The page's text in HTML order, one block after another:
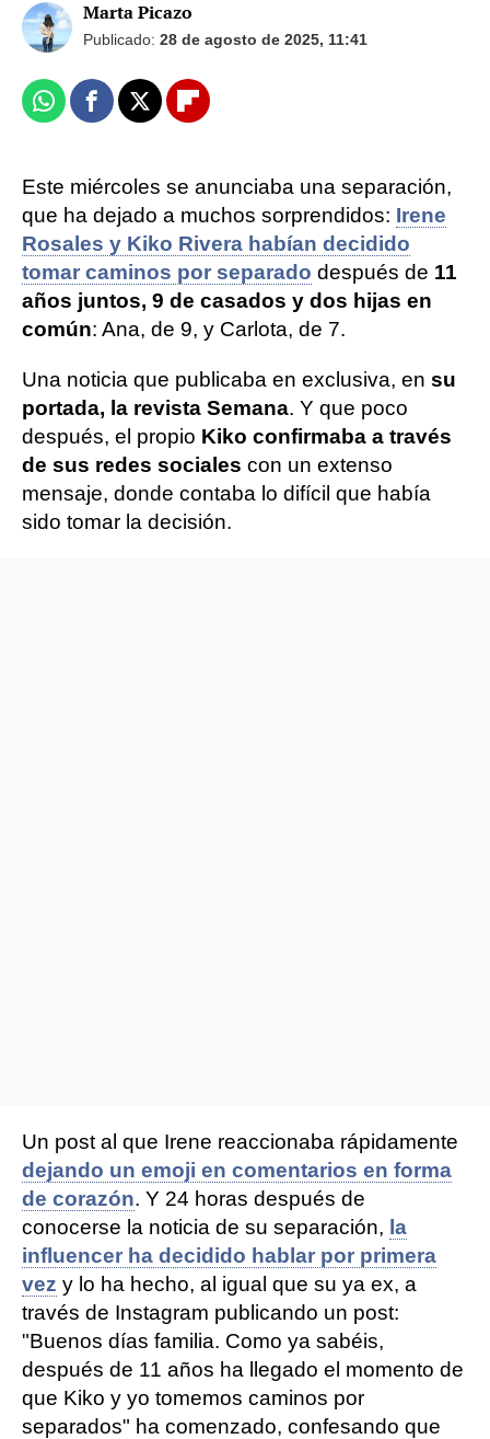
Marta Picazo
Publicado: 28 de agosto de 2025, 11:41
WhatsappFacebook
X Flipboard
Este miércoles se anunciaba una separación,
que ha dejado a muchos sorprendidos: Irene
Rosales y Kiko Rivera habían decidido
tomar caminos por separado después de 11
años juntos, 9 de casados y dos hijas en
común: Ana, de 9, y Carlota, de 7.
Una noticia que publicaba en exclusiva, en su
portada, la revista Semana. Y que poco
después, el propio Kiko confirmaba a través
de sus redes sociales con un extenso
mensaje, donde contaba lo difícil que había
sido tomar la decisión.
Un post al que Irene reaccionaba rápidamente
dejando un emoji en comentarios en forma
de corazón. Y 24 horas después de
conocerse la noticia de su separación, la
influencer ha decidido hablar por primera
vez y lo ha hecho, al igual que su ya ex, a
través de Instagram publicando un post:
"Buenos días familia. Como ya sabéis,
después de 11 años ha llegado el momento de
que Kiko y yo tomemos caminos por
separados" ha comenzado, confesando que